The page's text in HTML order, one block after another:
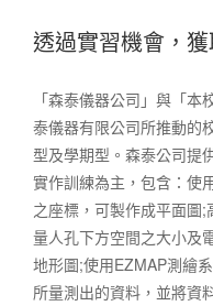
透過實習機會，
「森泰儀器公司」與「
泰儀器有限公司所推動的
型及學期型。森泰公司提
實作訓練為主，包含：使
之座標，可製作成平面圖
量人孔下方空間之大小及
地形圖;使用EZMAP測繪
所量測出的資料，並將資